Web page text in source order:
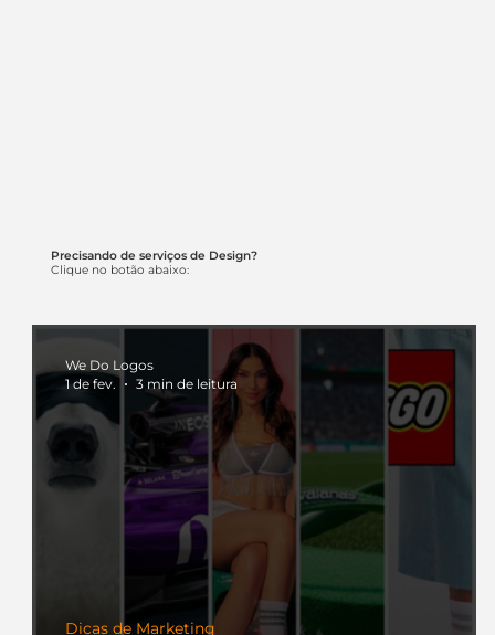
Precisando de serviços de Design?
Clique no botão abaixo:
Dicas de Marketing
We Do Logos
1 de fev.
3 min de leitura